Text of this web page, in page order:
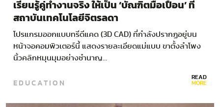
เรียนรู้คู่ทำงานจริง ให้เป็น ‘บัณฑิตมือเปื้อน’ ที่
สถาบันเทคโนโลยีจิตรลดา
โปรแกรมออกแบบทรีดีแคด (3D CAD) ที่กำลังปรากฏอยู่บน
หน้าจอคอมพิวเตอร์นี้ แสดงรายละเอียดแม่แบบ ขาตั้งลำโพง
นิ้วคลิกหมุนมุมอย่างชำนาญ…
EDUCATION READ
MORE